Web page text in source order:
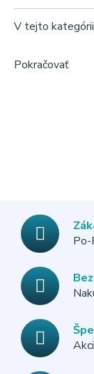
V tejto kategórii
Pokračovať